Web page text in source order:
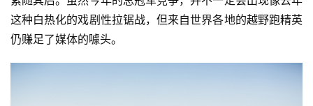
这种白热化的戏剧性拉锯战，但来自世界各地的越野跑精英
仍赚足了媒体的噱头。